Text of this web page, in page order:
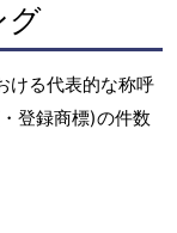
グ
ける代表的な称呼
登録商標)の件数